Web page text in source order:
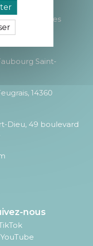
les
la
ouvrages.
Saint-
14360
Dieu, 49 boulevard
nous
YouTube